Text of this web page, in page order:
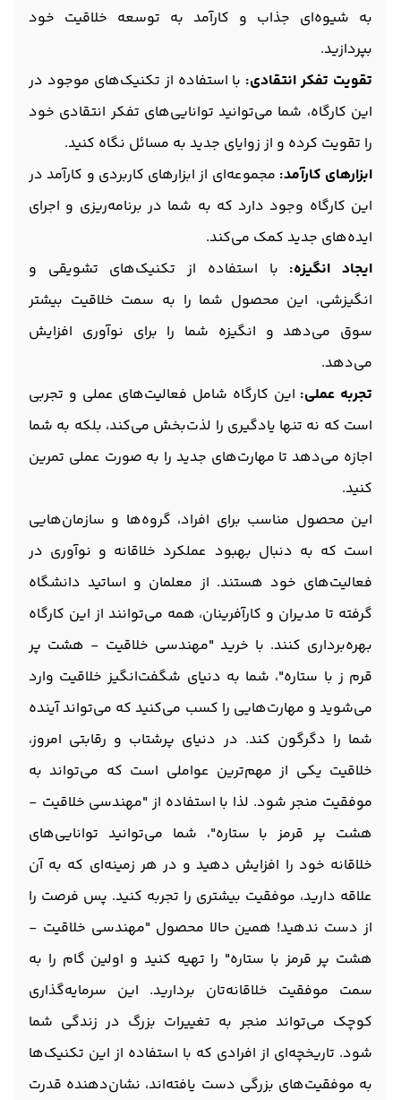
به شیوه‌ای جذاب و کارآمد به توسعه خلاقیت خود
بپردازید.
تقویت تفکر انتقادی: با استفاده از تکنیک‌های موجود در
این کارگاه، شما می‌توانید توانایی‌های تفکر انتقادی خود
را تقویت کرده و از زوایای جدید به مسائل نگاه کنید.
ابزارهای کارآمد: مجموعه‌ای از ابزارهای کاربردی و کارآمد در
این کارگاه وجود دارد که به شما در برنامه‌ریزی و اجرای
ایده‌های جدید کمک می‌کند.
ایجاد انگیزه: با استفاده از تکنیک‌های تشویقی و
انگیزشی، این محصول شما را به سمت خلاقیت بیشتر
سوق می‌دهد و انگیزه شما را برای نوآوری افزایش
می‌دهد.
تجربه عملی: این کارگاه شامل فعالیت‌های عملی و تجربی
است که نه تنها یادگیری را لذت‌بخش می‌کند، بلکه به شما
اجازه می‌دهد تا مهارت‌های جدید را به صورت عملی تمرین
کنید.
این محصول مناسب برای افراد، گروه‌ها و سازمان‌هایی
است که به دنبال بهبود عملکرد خلاقانه و نوآوری در
فعالیت‌های خود هستند. از معلمان و اساتید دانشگاه
گرفته تا مدیران و کارآفرینان، همه می‌توانند از این کارگاه
بهره‌برداری کنند. با خرید "مهندسی خلاقیت - هشت پر
قرم ز با ستاره"، شما به دنیای شگفت‌انگیز خلاقیت وارد
می‌شوید و مهارت‌هایی را کسب می‌کنید که می‌تواند آینده
شما را دگرگون کند. در دنیای پرشتاب و رقابتی امروز،
خلاقیت یکی از مهم‌ترین عواملی است که می‌تواند به
موفقیت منجر شود. لذا با استفاده از "مهندسی خلاقیت -
هشت پر قرمز با ستاره"، شما می‌توانید توانایی‌های
خلاقانه خود را افزایش دهید و در هر زمینه‌ای که به آن
علاقه دارید، موفقیت بیشتری را تجربه کنید. پس فرصت را
از دست ندهید! همین حالا محصول "مهندسی خلاقیت -
هشت پر قرمز با ستاره" را تهیه کنید و اولین گام را به
سمت موفقیت خلاقانه‌تان بردارید. این سرمایه‌گذاری
کوچک می‌تواند منجر به تغییرات بزرگ در زندگی شما
شود. تاریخچه‌ای از افرادی که با استفاده از این تکنیک‌ها
به موفقیت‌های بزرگی دست یافته‌اند، نشان‌دهنده قدرت